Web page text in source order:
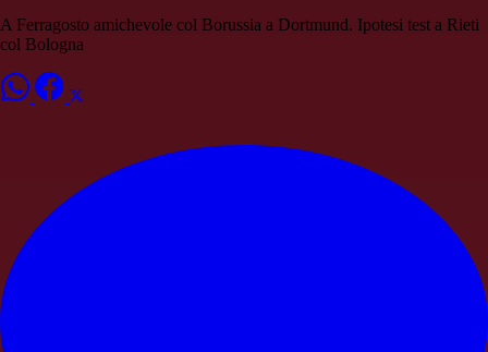
A Ferragosto amichevole col Borussia a Dortmund. Ipotesi test a Rieti
col Bologna